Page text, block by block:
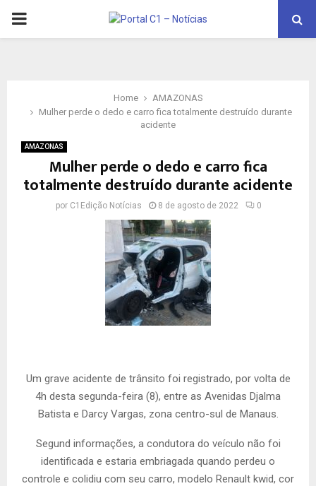
PRIMARY
Home
AMAZONAS
Mulher perde o dedo e carro fica totalmente destruído durante
acidente
AMAZONAS
Mulher perde o dedo e carro fica
totalmente destruído durante acidente
por C1Edição Notícias 8 de agosto de 2022 0
Um grave acidente de trânsito foi registrado, por volta de
4h desta segunda-feira (8), entre as Avenidas Djalma
Batista e Darcy Vargas, zona centro-sul de Manaus.
Segund informações, a condutora do veículo não foi
identificada e estaria embriagada quando perdeu o
controle e colidiu com seu carro, modelo Renault kwid, cor